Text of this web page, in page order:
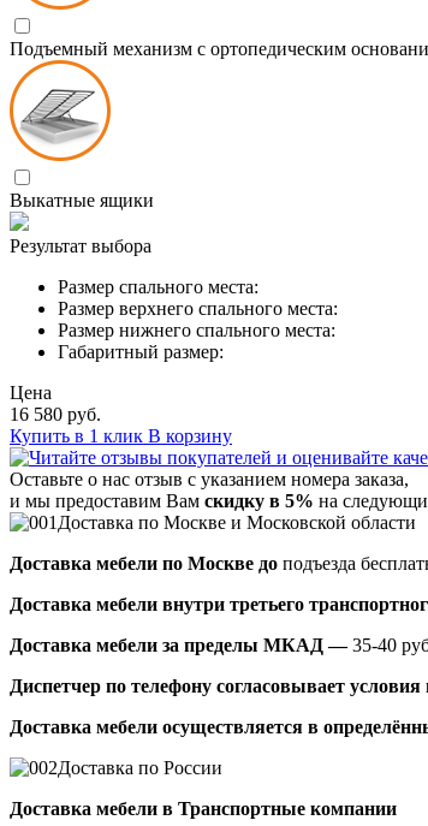
Подъемный механизм с ортопедическим
Выкатные ящики
Результат выбора
Размер спального места:
Размер верхнего спального места:
Размер нижнего спального места:
Габаритный размер:
Цена
16 580 руб.
Купить в 1 клик В корзину
Оставьте о нас отзыв с указанием номера заказа,
и мы предоставим Вам скидку в 5% на
Доставка по Москве и Московской области
Доставка мебели по Москве до подъезда
Доставка мебели внутри третьего
Доставка мебели за пределы МКАД —35-40
Диспетчер по телефону согласовывает
Доставка мебели осуществляется в
Доставка по России
Доставка мебели в Транспортные компании